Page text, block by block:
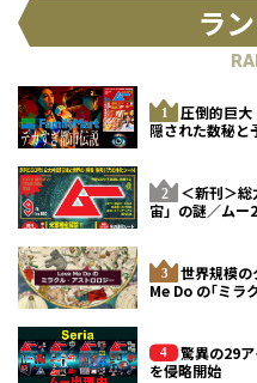
ラ
圧倒的巨
隠された数秘と
＜新刊＞
宙」の謎／ムー
世界規模
Me Do の｢ミラ
驚異の29
を侵略開始